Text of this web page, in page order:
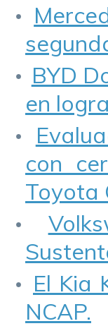
BYD
en
con
Toyota
El Kia
NCAP.